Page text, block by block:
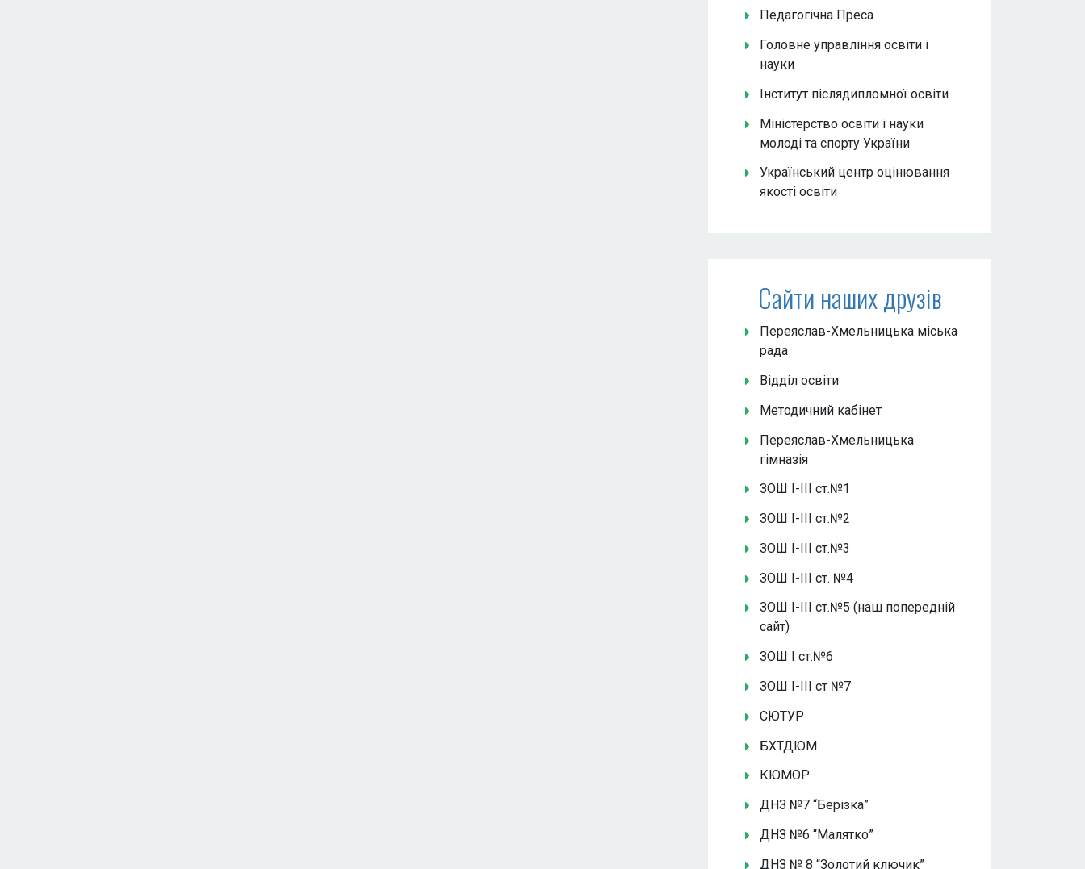
Педагогічна Преса
Головне управління освіти і
науки
Інститут післядипломної освіти
Міністерство освіти і науки
молоді та спорту України
Український центр оцінювання
якості освіти
Сайти наших друзів
Переяслав-Хмельницька міська
рада
Відділ освіти
Методичний кабінет
Переяслав-Хмельницька
гімназія
ЗОШ І-ІІІ ст.№1
ЗОШ І-ІІІ ст.№2
ЗОШ І-ІІІ ст.№3
ЗОШ І-ІІІ ст. №4
ЗОШ І-ІІІ ст.№5 (наш попередній
сайт)
ЗОШ І ст.№6
ЗОШ І-ІІІ ст №7
СЮТУР
БХТДЮМ
КЮМОР
ДНЗ №7 “Берізка”
ДНЗ №6 “Малятко”
ДНЗ № 8 “Золотий ключик”